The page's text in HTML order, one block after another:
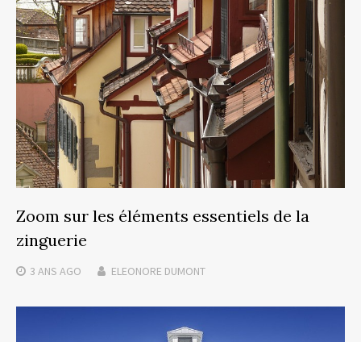
Zoom sur les éléments essentiels de la
zinguerie
3 ANS AGO ELEONORE DUMONT